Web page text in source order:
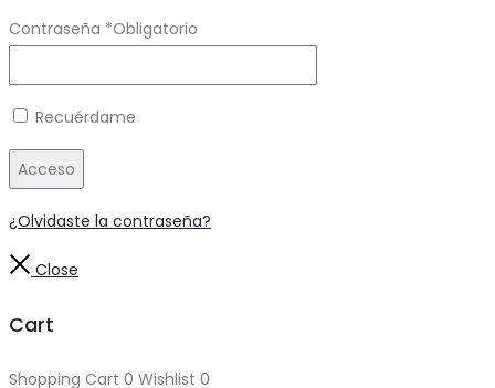
Contraseña *Obligatorio
Recuérdame
Acceso
¿Olvidaste la contraseña?
Close
Cart
Shopping Cart 0 Wishlist 0